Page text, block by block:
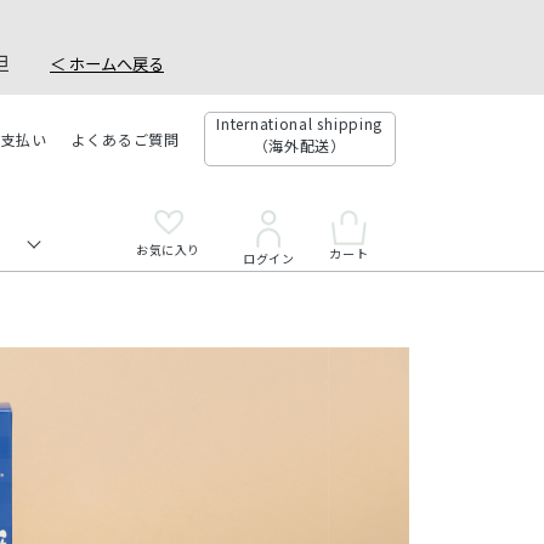
＜ ホームへ戻る
払い よくあるご質問
International shipping
（海外配送）
お気に入り ログイン カート